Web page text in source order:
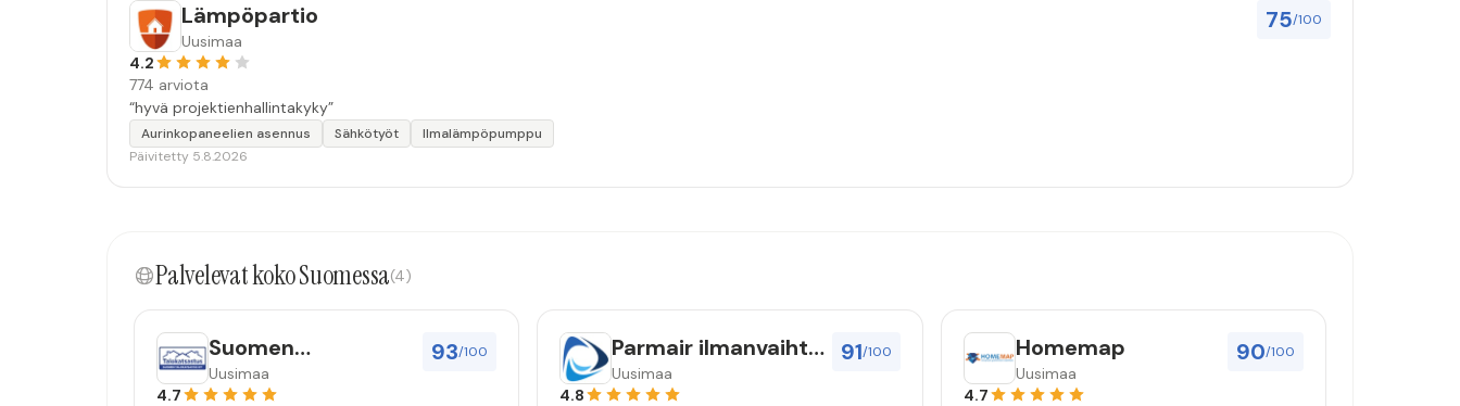
75/100
Lämpöpartio
Uusimaa
4.2
774 arviota
“hyvä projektienhallintakyky”
Aurinkopaneelien asennus Sähkötyöt
Ilmalämpöpumppu
Päivitetty 5.8.2026
Palvelevat koko Suomessa(4)
93/100
Suomen
Talokatsastus Oy
Uusimaa
4.7
91/100
Parmair ilmanvaihto
Oy
Uusimaa
4.8
90/100
Homemap
Uusimaa
4.7